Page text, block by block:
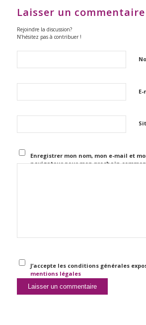
Laisser un commentaire
Rejoindre la discussion?
N’hésitez pas à contribuer !
Enregistrer mon nom, mon e-mail et
navigateur pour mon prochain
J’accepte les conditions générales
mentions légales